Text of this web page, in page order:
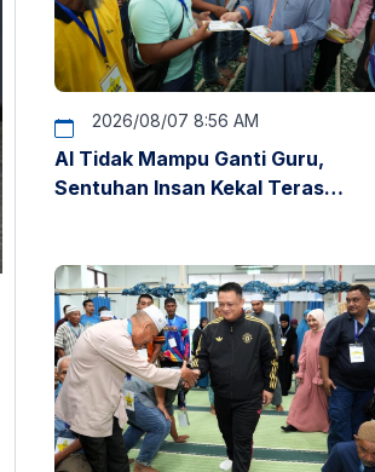
2026/08/07 8:56 AM
AI Tidak Mampu Ganti Guru,
Sentuhan Insan Kekal Teras